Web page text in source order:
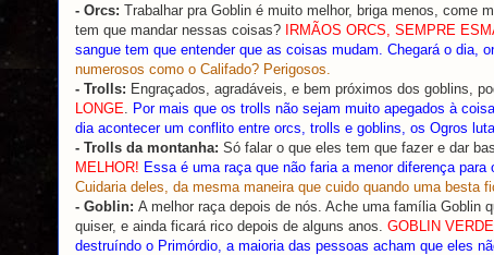
- Orcs: Trabalhar pra Goblin é muito melhor, briga menos, come
tem que mandar nessas coisas? IRMÃOS ORCS, SEMPRE
sangue tem que entender que as coisas mudam. Chegará o dia,
numerosos como o Califado? Perigosos.
- Trolls: Engraçados, agradáveis, e bem próximos dos goblins,
LONGE
Por mais que os trolls não sejam muito apegados à
dia acontecer um conflito entre orcs, trolls e goblins, os Ogros
- Trolls da montanha: Só falar o que eles tem que fazer e dar
MELHOR! Essa é uma raça que não faria a menor diferença
Cuidaria deles, da mesma maneira que cuido quando uma besta
- Goblin: A melhor raça depois de nós. Ache uma família Goblin
quiser, e ainda ficará rico depois de alguns anos. GOBLIN
destruíndo o Primórdio, a maioria das pessoas acham que eles